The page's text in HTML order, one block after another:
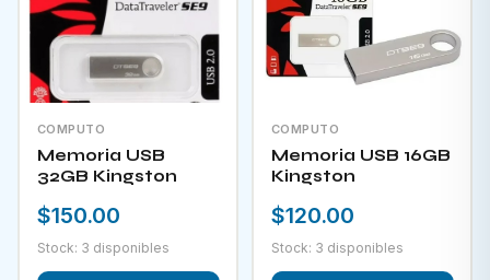
COMPUTO
Memoria USB
32GB Kingston
$150.00
Stock: 3 disponibles
COMPUTO
Memoria USB 16GB
Kingston
$120.00
Stock: 3 disponibles